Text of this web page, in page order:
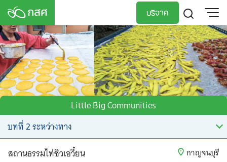
Skip
content
บริจาค
TH
EN
Little Big Communities
สถานธรรมไท่ซิวเอวี๋ยน กาญจนบุรี